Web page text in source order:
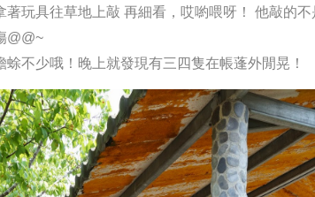
著玩具往草地上敲 再細看，哎喲喂呀！ 他敲的
@@~
蜍不少哦！晚上就發現有三四隻在帳蓬外閒晃！